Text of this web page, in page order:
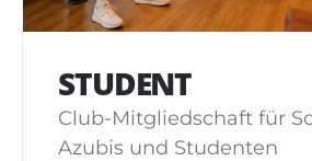
STUDENT
Club-Mitgliedschaft für
Azubis und Studenten